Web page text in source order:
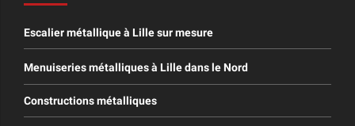
Escalier métallique à Lille sur mesure
Menuiseries métalliques à Lille dans le Nord
Constructions métalliques